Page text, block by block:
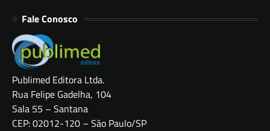
Fale Conosco
Publimed Editora Ltda.
Rua Felipe Gadelha, 104
Sala 55 – Santana
CEP: 02012-120 – São Paulo/SP